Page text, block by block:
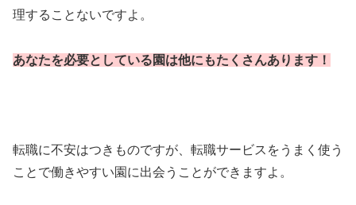
理することないですよ。
あなたを必要としている園は他にもたくさんあります！
転職に不安はつきものですが、転職サービスをうまく使う
ことで働きやすい園に出会うことができますよ。